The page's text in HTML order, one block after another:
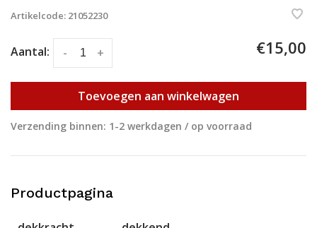
Artikelcode: 21052230
Aantal: +
- €15,00
Toevoegen aan winkelwagen
Verzending binnen: 1-2 werkdagen / op voorraad
Productpagina